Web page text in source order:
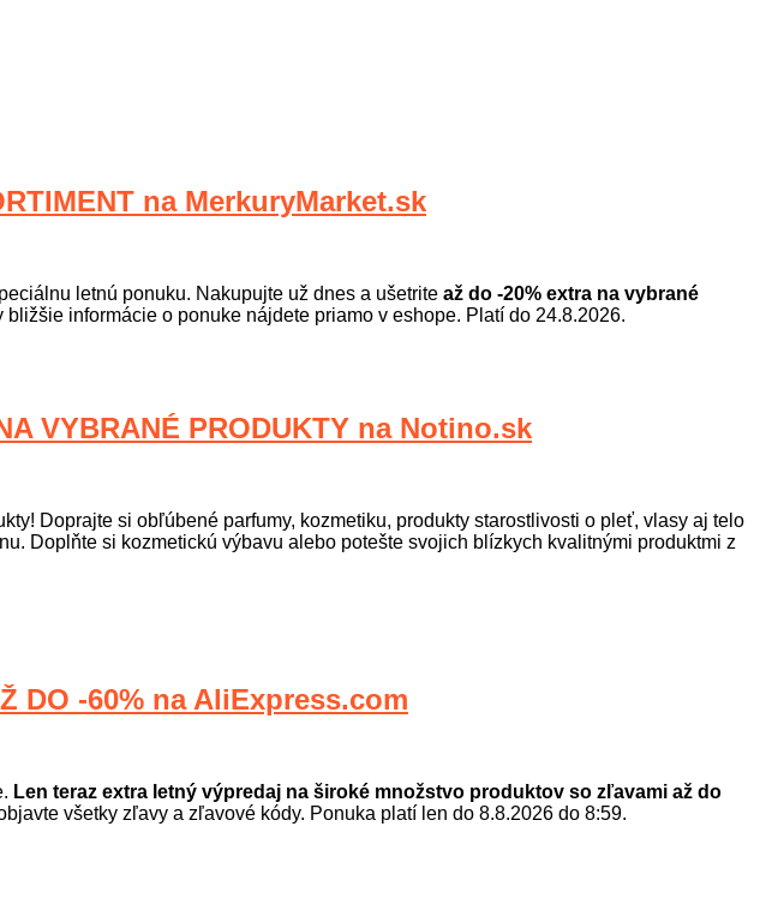
na MerkuryMarket.sk
letnú ponuku. Nakupujte už dnes a ušetrite až do -20% extra na vybrané
bližšie informácie o ponuke nájdete priamo v eshope. Platí do 24.8.2026.
VYBRANÉ PRODUKTY na Notino.sk
Doprajte si obľúbené parfumy, kozmetiku, produkty starostlivosti o pleť, vlasy aj telo
Doplňte si kozmetickú výbavu alebo potešte svojich blízkych kvalitnými produktmi z
DO -60% na AliExpress.com
Len teraz extra letný výpredaj na široké množstvo produktov so zľavami až do
všetky zľavy a zľavové kódy. Ponuka platí len do 8.8.2026 do 8:59.